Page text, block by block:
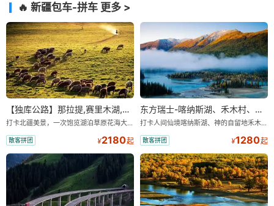
🔥 新疆包车-拼车 更多 >
【独库公路】那拉提,赛里木湖,口岸,薰衣草单卧单动四日游
打卡北疆美景，一次饱览湖泊草原花海大桥名俗风情，美景不重样 ，旅途轻松自由安全，带您吃在新疆玩在新疆 ，24 小时，全天贴心为您服务，
散客拼团 ¥2180起
东方瑞士-喀纳斯湖、禾木村、五彩滩、世界魔鬼城汽车四日游
打卡人间仙境喀纳斯湖、神的自留地禾木村、五彩滩、世界魔鬼城，体验雅丹地貌与自然风光。
散客拼团 ¥1280起